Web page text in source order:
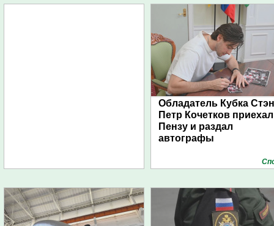
Обладатель Кубка
Петр Кочетков
Пензу и раздал
автографы